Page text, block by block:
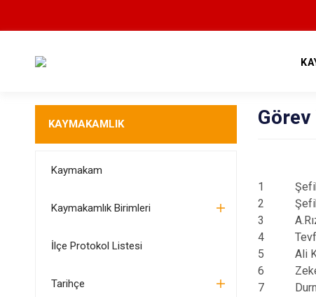
KAYMAKAMLIK
Kaymakam
Kaymakamlık Birimleri
İlçe Protokol Listesi
Tarihçe
Görev
1
2
3
4
5
Ali
6
7